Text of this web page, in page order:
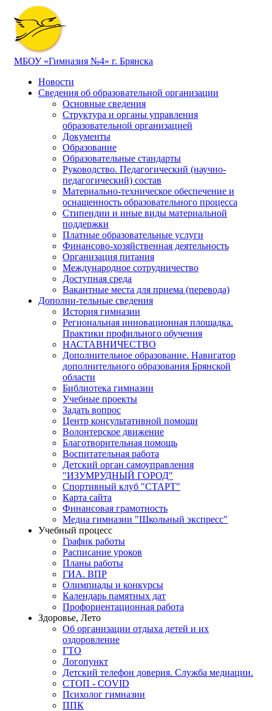
МБОУ «Гимназия №4» г. Брянска
Новости
Сведения об образовательной организации
Основные сведения
Структура и органы управления
образовательной организацией
Документы
Образование
Образовательные стандарты
Руководство. Педагогический (научно-
педагогический) состав
Материально-техническое обеспечение и
оснащенность образовательного процесса
Стипендии и иные виды материальной
поддержки
Платные образовательные услуги
Финансово-хозяйственная деятельность
Организация питания
Международное сотрудничество
Доступная среда
Вакантные места для приема (перевода)
Дополни-тельные сведения
История гимназии
Региональная инновационная площадка.
Практики профильного обучения
НАСТАВНИЧЕСТВО
Дополнительное образование. Навигатор
дополнительного образования Брянской
области
Библиотека гимназии
Учебные проекты
Задать вопрос
Центр консультативной помощи
Волонтерское движение
Благотворительная помощь
Воспитательная работа
Детский орган самоуправления
"ИЗУМРУДНЫЙ ГОРОД"
Спортивный клуб "СТАРТ"
Карта сайта
Финансовая грамотность
Медиа гимназии "Школьный экспресс"
Учебный процесс
График работы
Расписание уроков
Планы работы
ГИА. ВПР
Олимпиады и конкурсы
Календарь памятных дат
Профориентационная работа
Здоровье, Лето
Об организации отдыха детей и их
оздоровление
ГТО
Логопункт
Детский телефон доверия. Служба медиации.
СТОП - COVID
Психолог гимназии
ППК